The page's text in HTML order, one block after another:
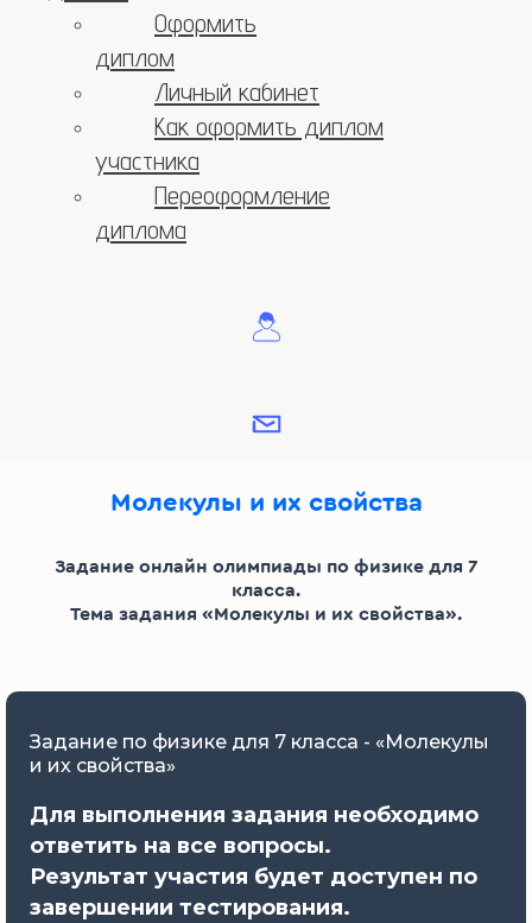
Оформить
диплом
Личный кабинет
Как оформить диплом
участника
Переоформление
диплома
Молекулы и их свойства
Задание онлайн олимпиады по физике для 7
класса.
Тема задания «Молекулы и их свойства».
Задание по физике для 7 класса - «Молекулы
и их свойства»
Для выполнения задания необходимо
ответить на все вопросы.
Результат участия будет доступен по
завершении тестирования.